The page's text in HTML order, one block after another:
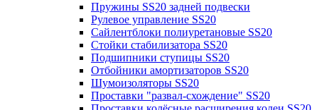
Пружины SS20 задней подвески
Рулевое управление SS20
Сайлентблоки полиуретановые SS20
Стойки стабилизатора SS20
Подшипники ступицы SS20
Отбойники амортизаторов SS20
Шумоизоляторы SS20
Проставки "развал-схождение" SS20